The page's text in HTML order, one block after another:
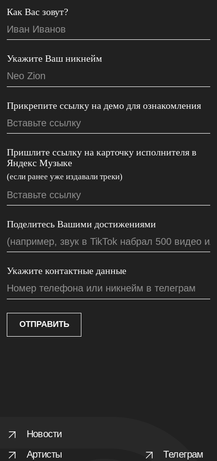
Политика обработки персональных данных
Публичная оферта
© Zion Music 2025 Все права защищены
YouTube
Отправить демо
Статьи